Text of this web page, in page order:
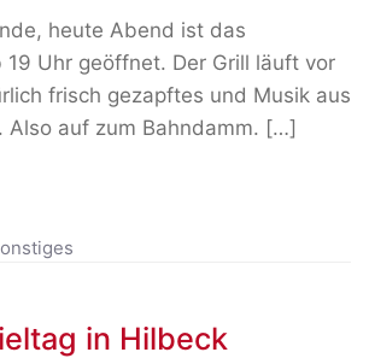
heute Abend ist das
19 Uhr geöffnet. Der Grill läuft vor
frisch gezapftes und Musik aus
Also auf zum Bahndamm. […]
in Hilbeck